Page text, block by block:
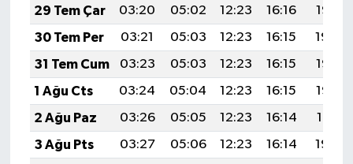
29 Tem Çar
03:20 05:02 12:23 16:16
19:35
30 Tem Per
03:21 05:03 12:23 16:15
19:34
31 Tem Cum
03:23 05:03 12:23 16:15
19:33
1 Ağu Cts
03:24 05:04 12:23 16:15
19:32
2 Ağu Paz
03:26 05:05 12:23 16:14
19:31
3 Ağu Pts
03:27 05:06 12:23 16:14
19:30